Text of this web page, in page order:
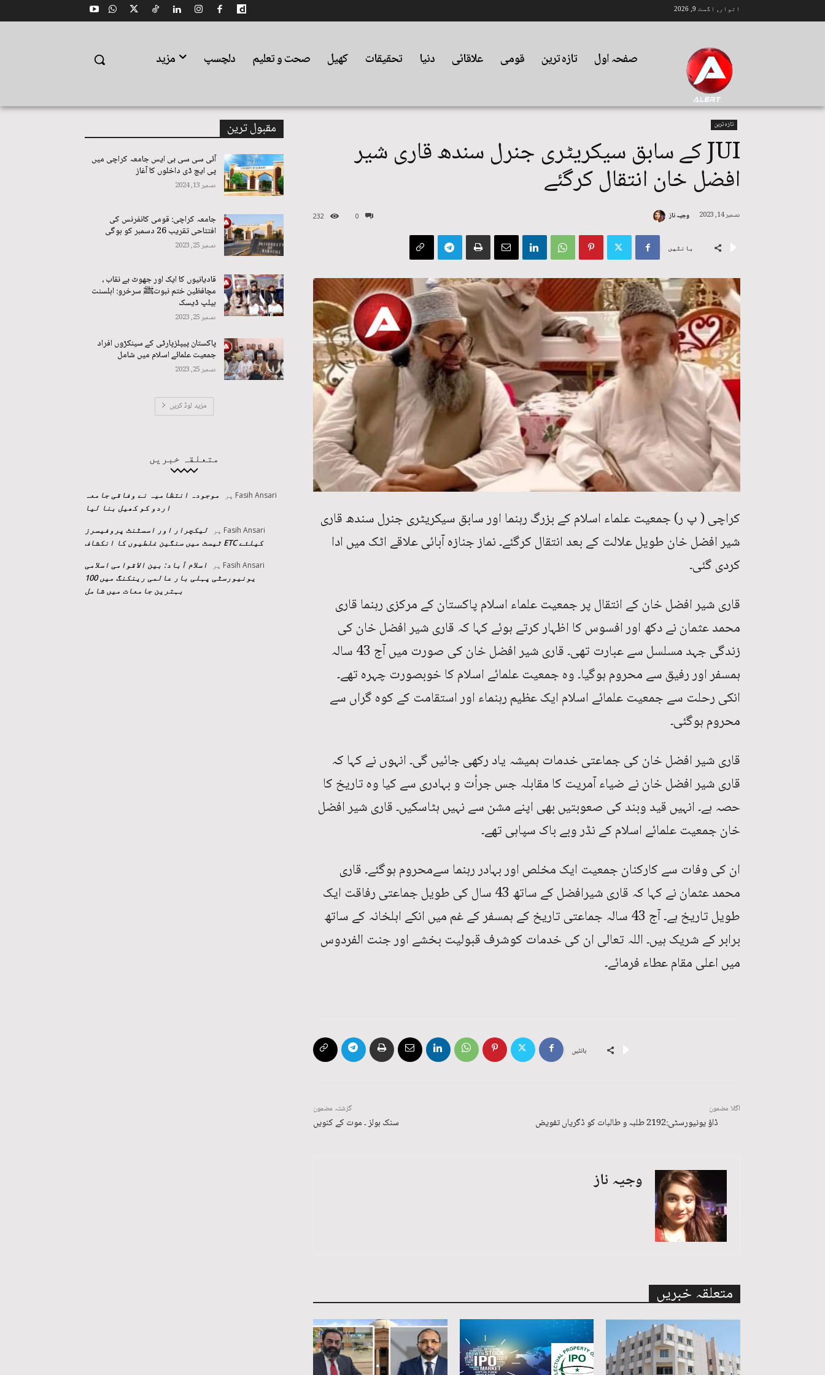
اتوار, اگست 9, 2026
صفحہ اول تازہ ترین قومی علاقائی دنیا تحقیقات کھیل صحت و تعلیم دلچسپ مزید
تازہ ترین
JUI کے سابق سیکریٹری جنرل سندھ قاری شیر
افضل خان انتقال کرگئے
0
232 دسمبر 14, 2023 وجیہ ناز
بانٹیں
کراچی ( پ ر) جمعیت علماء اسلام کے بزرگ رہنما اور سابق سیکریٹری جنرل سندھ قاری
شیر افضل خان طویل علالت کے بعد انتقال کرگئے۔ نماز جنازہ آبائی علاقے اٹک میں ادا
کردی گئی۔
قاری شیر افضل خان کے انتقال پر جمعیت علماء اسلام پاکستان کے مرکزی رہنما قاری
محمد عثمان نے دکھ اور افسوس کا اظہار کرتے ہوئے کہا کہ قاری شیر افضل خان کی
زندگی جہد مسلسل سے عبارت تھی۔ قاری شیر افضل خان کی صورت میں آج 43 سالہ
ہمسفر اور رفیق سے محروم ہوگیا۔ وہ جمعیت علمائے اسلام کا خوبصورت چہرہ تھے۔
انکی رحلت سے جمعیت علمائے اسلام ایک عظیم رہنماء اور استقامت کے کوہ گراں سے
محروم ہوگئی۔
قاری شیر افضل خان کی جماعتی خدمات ہمیشہ یاد رکھی جائیں گی۔ انہوں نے کہا کہ
قاری شیر افضل خان نے ضیاء آمریت کا مقابلہ جس جرأت و بہادری سے کیا وہ تاریخ کا
حصہ ہے۔ انہیں قید وبند کی صعوبتیں بھی اپنے مشن سے نہیں ہٹاسکیں۔ قاری شیر افضل
خان جمعیت علمائے اسلام کے نڈر وبے باک سپاہی تھے۔
ان کی وفات سے کارکنان جمعیت ایک مخلص اور بہادر رہنما سےمحروم ہوگئے۔ قاری
محمد عثمان نے کہا کہ قاری شیرافضل کے ساتھ 43 سال کی طویل جماعتی رفاقت ایک
طویل تاریخ ہے۔ آج 43 سالہ جماعتی تاریخ کے ہمسفر کے غم میں انکے اہلخانہ کے ساتھ
برابر کے شریک ہیں۔ اللہ تعالی ان کی خدمات کوشرف قبولیت بخشے اور جنت الفردوس
میں اعلی مقام عطاء فرمائے۔
بانٹیں
گزشتہ مضمون
سنک ہولز ۔ موت کے کنویں
اگلا مضمون
ڈاؤ یونیورسٹی:2192 طلبہ و طالبات کو ڈگریاں تفویض
وجیہ ناز
متعلقہ خبریں
مقبول ترین
آئی سی سی بی ایس جامعہ کراچی میں
پی ایچ ڈی داخلوں کا آغاز
دسمبر 13, 2024
جامعہ کراچی: قومی کانفرنس کی
افتتاحی تقریب 26 دسمبر کو ہوگی
دسمبر 25, 2023
قادیانیوں کا ایک اور جھوٹ بے نقاب ،
مچافظین ختم نبوتﷺ سرخرو: اہلسنت
ہیلپ ڈیسک
دسمبر 25, 2023
پاکستان پیپلزپارٹی کے سینکڑوں افراد
جمعیت علمائے اسلام میں شامل
دسمبر 25, 2023
مزید لوڈ کریں
متعلقہ خبریں
Fasih Ansari پر
موجودہ انتظامیہ نے وفاقی جامعہ
اردو کو کھیل بنا لیا
Fasih Ansari پر
لیکچرار اور اسسٹنٹ پروفیسرز
کیلئے ETC ٹیسٹ میں سنگین غلطیوں کا انکشاف
Fasih Ansari پر
اسلام آباد: بین الاقوامی اسلامی
یونیورسٹی پہلی بار عالمی رینکنگ میں 100
بہترین جامعات میں شامل